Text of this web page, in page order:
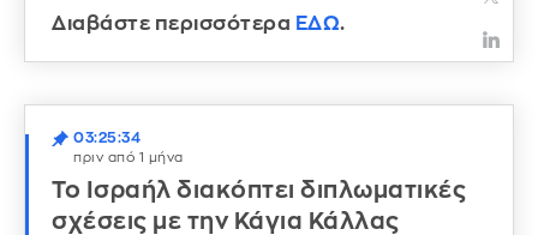
Διαβάστε περισσότερα ΕΔΩ.
03:25:34
πριν από 1 μήνα
Το Ισραήλ διακόπτει διπλωματικές
σχέσεις με την Κάγια Κάλλας